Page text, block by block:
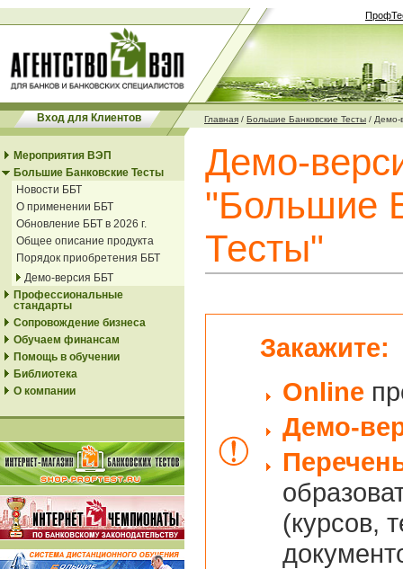
Вход для Клиентов Главная / Большие Банковские Тесты / Демо-
Мероприятия ВЭП
Большие Банковские Тесты
Новости ББТ
О применении ББТ
Обновление ББТ в 2026 г.
Общее описание продукта
Порядок приобретения ББТ
Демо-версия ББТ
Профессиональные
стандарты
Сопровождение бизнеса
Обучаем финансам
Помощь в обучении
Библиотека
О компании
Демо-
"Большие
Тесты"
Закажите:
Online
Демо-
(курсов,